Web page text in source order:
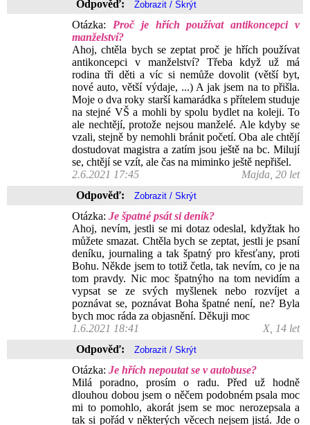
Odpověď:
Otázka: Proč je hřích používat antikoncepci v
manželství?
Ahoj, chtěla bych se zeptat proč je hřích používat
antikoncepci v manželství? Třeba když už má
rodina tři děti a víc si nemůže dovolit (větší byt,
nové auto, větší výdaje, ...) A jak jsem na to přišla.
Moje o dva roky starší kamarádka s přítelem studuje
na stejné VŠ a mohli by spolu bydlet na koleji. To
ale nechtějí, protože nejsou manželé. Ale kdyby se
vzali, stejně by nemohli bránit početí. Oba ale chtějí
dostudovat magistra a zatím jsou ještě na bc. Milují
se, chtějí se vzít, ale čas na miminko ještě nepřišel.
2.6.2021 17:45
Majda, 20 let
Odpověď:
Otázka: Je špatné psát si deník?
Ahoj, nevím, jestli se mi dotaz odeslal, kdyžtak ho
můžete smazat. Chtěla bych se zeptat, jestli je psaní
deníku, journaling a tak špatný pro křesťany, proti
Bohu. Někde jsem to totiž četla, tak nevím, co je na
tom pravdy. Nic moc špatnýho na tom nevidím a
vypsat se ze svých myšlenek nebo rozvíjet a
poznávat se, poznávat Boha špatné není, ne? Byla
bych moc ráda za objasnění. Děkuji moc
1.6.2021 18:41
X, 14 let
Odpověď:
Otázka: Je hřích nepoutat se v autobuse?
Milá poradno, prosím o radu. Před už hodně
dlouhou dobou jsem o něčem podobném psala moc
mi to pomohlo, akorát jsem se moc nerozepsala a
tak si pořád v některých věcech nejsem jistá. Jde o